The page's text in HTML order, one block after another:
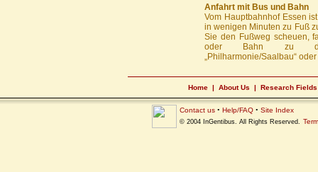
Anfahrt mit Bus und Bahn
Vom Hauptbahnhof Essen
in wenigen Minuten zu Fuß
Sie den Fußweg scheuen,
oder Bahn zu
„Philharmonie/Saalbau“ oder
Home| About Us | Research Fields
Contact us • Help/FAQ • Site Index
© 2004 InGentibus. All Rights Reserved.